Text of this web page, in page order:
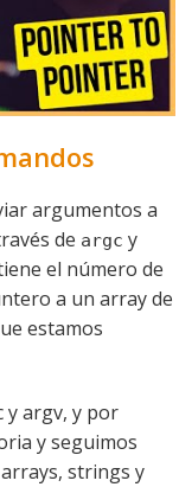
argumentos a
de argc y
el número de
a un array de
estamos
y argv, y por
y seguimos
strings y